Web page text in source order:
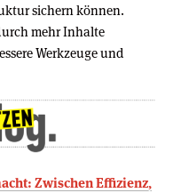
sichern können.
mehr Inhalte
Werkzeuge und
Zwischen Effizienz,